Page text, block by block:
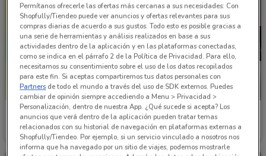
Farmacia San Pablo
Caduca el 13/09 1.2 km
GNC
Caduca el 30/08 2.5 km
Permítanos ofrecerle las ofertas más cercanas a sus necesidades: Con
Shopfully/Tiendeo puede ver anuncios y ofertas relevantes para sus
compras diarias de acuerdo a sus gustos. Todo esto es posible gracias a
una serie de herramientas y análisis realizados en base a sus
actividades dentro de la aplicación y en las plataformas conectadas,
como se indica en el párrafo 2 de la Política de Privacidad. Para ello,
necesitamos su consentimiento sobre el uso de los datos recopilados
para este fin. Si aceptas compartiremos tus datos personales con
Partners de todo el mundo a través del uso de SDK externos. Puedes
cambiar de opinión siempre accediendo a Menu > Privacidad >
Personalización, dentro de nuestra App. ¿Qué sucede si acepta? Los
anuncios que verá dentro de la aplicación pueden tratar temas
relacionados con su historial de navegación en plataformas externas a
Shopfully/Tiendeo. Por ejemplo, si un servicio vinculado a nosotros nos
informa que ha navegado por un sitio de viajes, podemos mostrarle